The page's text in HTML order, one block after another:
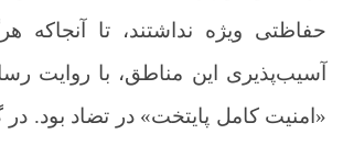
حفاظتی ویژه نداشتند، تا آنجاکه
آسیب‌پذیری این مناطق، با روایت
«امنیت کامل پایتخت» در تضاد بود. در